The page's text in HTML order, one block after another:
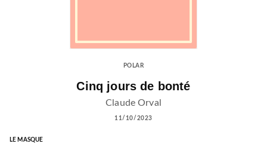
POLAR
Cinq jours de bonté
Claude Orval
11/10/2023
LE MASQUE